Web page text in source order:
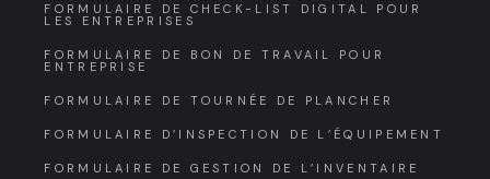
FORMULAIRE DE CHECK-LIST DIGITAL POUR
LES ENTREPRISES
FORMULAIRE DE BON DE TRAVAIL POUR
ENTREPRISE
FORMULAIRE DE TOURNÉE DE PLANCHER
FORMULAIRE D’INSPECTION DE L’ÉQUIPEMENT
FORMULAIRE DE GESTION DE L’INVENTAIRE